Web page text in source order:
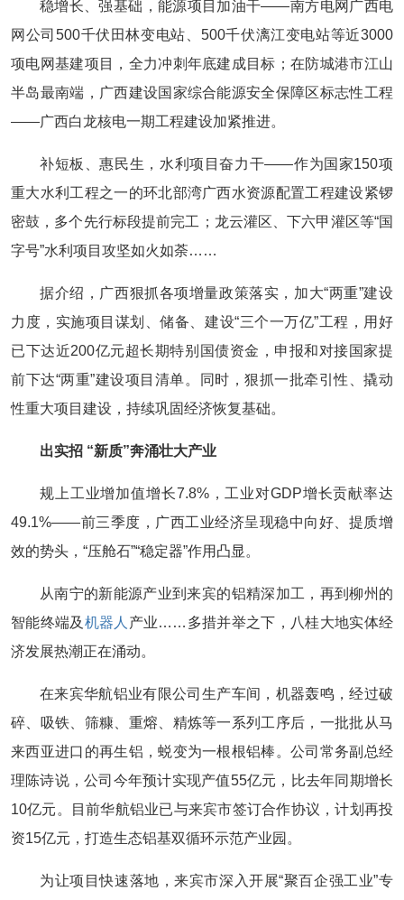
稳增长、强基础，能源项目加油干——南方电网广西电
网公司500千伏田林变电站、500千伏漓江变电站等近3000
项电网基建项目，全力冲刺年底建成目标；在防城港市江山
半岛最南端，广西建设国家综合能源安全保障区标志性工程
——广西白龙核电一期工程建设加紧推进。
补短板、惠民生，水利项目奋力干——作为国家150项
重大水利工程之一的环北部湾广西水资源配置工程建设紧锣
密鼓，多个先行标段提前完工；龙云灌区、下六甲灌区等“国
字号”水利项目攻坚如火如荼……
据介绍，广西狠抓各项增量政策落实，加大“两重”建设
力度，实施项目谋划、储备、建设“三个一万亿”工程，用好
已下达近200亿元超长期特别国债资金，申报和对接国家提
前下达“两重”建设项目清单。同时，狠抓一批牵引性、撬动
性重大项目建设，持续巩固经济恢复基础。
出实招 “新质”奔涌壮大产业
规上工业增加值增长7.8%，工业对GDP增长贡献率达
49.1%——前三季度，广西工业经济呈现稳中向好、提质增
效的势头，“压舱石”“稳定器”作用凸显。
从南宁的新能源产业到来宾的铝精深加工，再到柳州的
智能终端及 机器人 产业……多措并举之下，八桂大地实体经
济发展热潮正在涌动。
在来宾华航铝业有限公司生产车间，机器轰鸣，经过破
碎、吸铁、筛糠、重熔、精炼等一系列工序后，一批批从马
来西亚进口的再生铝，蜕变为一根根铝棒。公司常务副总经
理陈诗说，公司今年预计实现产值55亿元，比去年同期增长
10亿元。目前华航铝业已与来宾市签订合作协议，计划再投
资15亿元，打造生态铝基双循环示范产业园。
为让项目快速落地，来宾市深入开展“聚百企强工业”专